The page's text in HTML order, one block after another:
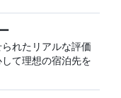
れたリアルな評価
て理想の宿泊先を